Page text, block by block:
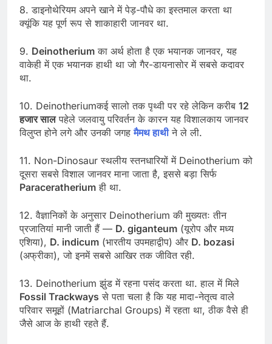
8. डाइनोथेरियम अपने खाने में पेड़-पौधे का इस्तमाल करता था
क्यूंकि यह पूर्ण रूप से शाकाहारी जानवर था.
9. Deinotherium का अर्थ होता है एक भयानक जानवर, यह
वाकेही में एक भयानक हाथी था जो गैर-डायनासोर में सबसे कदावर
था.
10. Deinotheriumकई सालो तक पृथ्वी पर रहे लेकिन करीब 12
हजार सालपहेले जलवायु परिवर्तन के कारन यह विशालकाय जानवर
विलुप्त होने लगे और उनकी जगहमैमथ हाथीने ले ली.
11. Non-Dinosaur स्थलीय स्तनधारियों में Deinotherium को
दूसरा सबसे विशाल जानवर माना जाता है, इससे बड़ा सिर्फ
Paraceratherium ही था.
12. वैज्ञानिकों के अनुसार Deinotherium की मुख्यतः तीन
प्रजातियां मानी जाती हैं — D. giganteum (यूरोप और मध्य
एशिया), D. indicum (भारतीय उपमहाद्वीप) और D. bozasi
(अफ्रीका), जो इनमें सबसे आखिर तक जीवित रही.
13. Deinotherium झुंड में रहना पसंद करता था. हाल में मिले
Fossil Trackways से पता चला है कि यह मादा-नेतृत्व वाले
परिवार समूहों (Matriarchal Groups) में रहता था, ठीक वैसे ही
जैसे आज के हाथी रहते हैं.